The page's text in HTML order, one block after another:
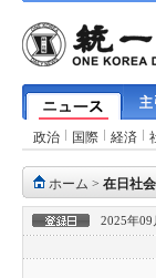
政治 国際 経済
ホーム > 在日社会
2025年09